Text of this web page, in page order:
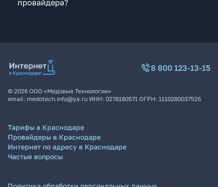
провайдера?
8 800 123-13-15
© 2026 ООО «Медовые Технологии»
email: medotech.info@ya.ru ИНН: 0278180571 ОГРН: 1110280037526
Тарифы в Краснодаре
Провайдеры в Краснодаре
Интернет по адресу в Краснодаре
Частые вопросы